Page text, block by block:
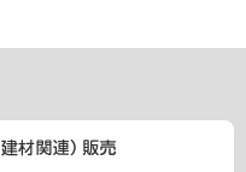
するご提案
に関する情報ご提供
情報ご提供など